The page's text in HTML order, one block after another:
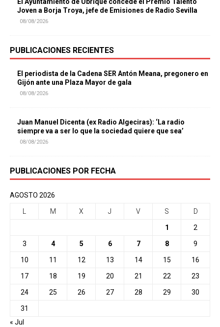
Joven a Borja Troya, jefe de Emisiones de Radio Sevilla
08/08/2026
PUBLICACIONES RECIENTES
El periodista de la Cadena SER Antón Meana, pregonero en
Gijón ante una Plaza Mayor de gala
08/08/2026
Juan Manuel Dicenta (ex Radio Algeciras): ‘La radio
siempre va a ser lo que la sociedad quiere que sea’
08/08/2026
PUBLICACIONES POR FECHA
AGOSTO 2026
M X J V S D
1 2
3 4 5 6 7 8 9
10 11 12 13 14 15 16
17 18 19 20 21 22 23
24 25 26 27 28 29 30
31
« Jul